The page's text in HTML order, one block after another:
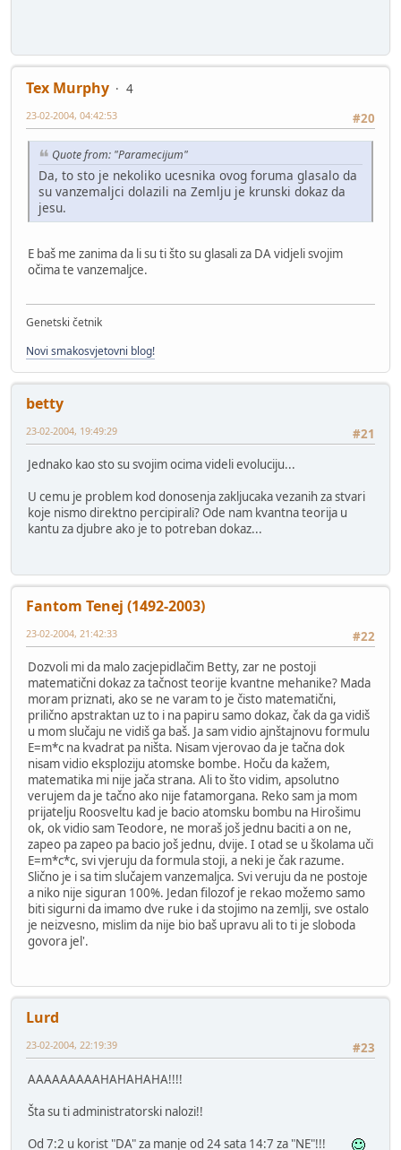
Tex Murphy
4
#20
23-02-2004, 04:42:53
Quote from: "Paramecijum"
Da, to sto je nekoliko ucesnika ovog foruma glasalo da
su vanzemaljci dolazili na Zemlju je krunski dokaz da
jesu.
E baš me zanima da li su ti što su glasali za DA vidjeli svojim
očima te vanzemaljce.
Genetski četnik
Novi smakosvjetovni blog!
betty
#21
23-02-2004, 19:49:29
Jednako kao sto su svojim ocima videli evoluciju...
U cemu je problem kod donosenja zakljucaka vezanih za stvari
koje nismo direktno percipirali? Ode nam kvantna teorija u
kantu za djubre ako je to potreban dokaz...
Fantom Tenej (1492-2003)
#22
23-02-2004, 21:42:33
Dozvoli mi da malo zacjepidlačim Betty, zar ne postoji
matematični dokaz za tačnost teorije kvantne mehanike? Mada
moram priznati, ako se ne varam to je čisto matematični,
prilično apstraktan uz to i na papiru samo dokaz, čak da ga vidiš
u mom slučaju ne vidiš ga baš. Ja sam vidio ajnštajnovu formulu
E=m*c na kvadrat pa ništa. Nisam vjerovao da je tačna dok
nisam vidio eksploziju atomske bombe. Hoču da kažem,
matematika mi nije jača strana. Ali to što vidim, apsolutno
verujem da je tačno ako nije fatamorgana. Reko sam ja mom
prijatelju Roosveltu kad je bacio atomsku bombu na Hirošimu
ok, ok vidio sam Teodore, ne moraš još jednu baciti a on ne,
zapeo pa zapeo pa bacio još jednu, dvije. I otad se u školama uči
E=m*c*c, svi vjeruju da formula stoji, a neki je čak razume.
Slično je i sa tim slučajem vanzemaljca. Svi veruju da ne postoje
a niko nije siguran 100%. Jedan filozof je rekao možemo samo
biti sigurni da imamo dve ruke i da stojimo na zemlji, sve ostalo
je neizvesno, mislim da nije bio baš upravu ali to ti je sloboda
govora jel'.
Lurd
#23
23-02-2004, 22:19:39
AAAAAAAAAHAHAHAHA!!!!
Šta su ti administratorski nalozi!!
Od 7:2 u korist "DA" za manje od 24 sata 14:7 za "NE"!!!